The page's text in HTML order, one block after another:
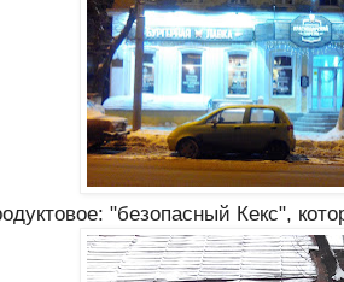
"безопасный Кекс",